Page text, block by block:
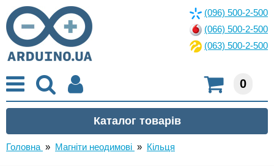
(096) 500-2-500
(066) 500-2-500
(063) 500-2-500
0
Головна » Магніти неодимові » Кільця